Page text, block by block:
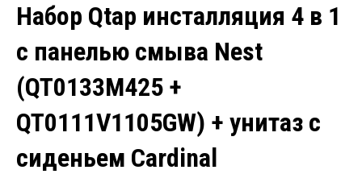
Набор Qtap инсталляция 4 в 1
с панелью смыва Nest
(QT0133M425 +
QT0111V1105GW) + унитаз с
сиденьем Cardinal